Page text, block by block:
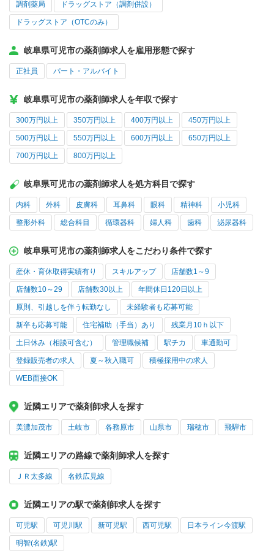
調剤薬局 ドラッグストア（調剤併設）
ドラッグストア（OTCのみ）
岐阜県可児市の薬剤師求人を雇用形態で探す
正社員 パート・アルバイト
岐阜県可児市の薬剤師求人を年収で探す
300万円以上 350万円以上 400万円以上 450万円以上
500万円以上 550万円以上 600万円以上 650万円以上
700万円以上 800万円以上
岐阜県可児市の薬剤師求人を処方科目で探す
内科 外科 皮膚科 耳鼻科 眼科 精神科 小児科
整形外科 総合科目 循環器科 婦人科 歯科 泌尿器科
岐阜県可児市の薬剤師求人をこだわり条件で探す
産休・育休取得実績有り スキルアップ 店舗数1～9
店舗数10～29 店舗数30以上 年間休日120日以上
原則、引越しを伴う転勤なし 未経験者も応募可能
新卒も応募可能 住宅補助（手当）あり 残業月10ｈ以下
土日休み（相談可含む） 管理職候補 駅チカ 車通勤可
登録販売者の求人 夏～秋入職可 積極採用中の求人
WEB面接OK
近隣エリアで薬剤師求人を探す
美濃加茂市 土岐市 各務原市 山県市 瑞穂市 飛騨市
近隣エリアの路線で薬剤師求人を探す
ＪＲ太多線 名鉄広見線
近隣エリアの駅で薬剤師求人を探す
可児駅 可児川駅 新可児駅 西可児駅 日本ライン今渡駅
明智(名鉄)駅